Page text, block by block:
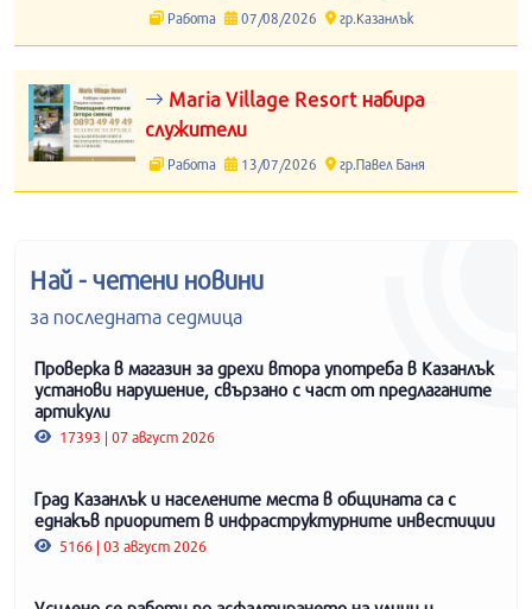
Работа 07/08/2026 гр.Казанлък
Maria Village Resort набира
служители
Работа 13/07/2026 гр.Павел Баня
Най - четени новини
за последната седмица
Проверка в магазин за дрехи втора употреба в Казанлък
установи нарушение, свързано с част от предлаганите
артикули
17393 | 07 август 2026
Град Казанлък и населените места в общината са с
еднакъв приоритет в инфраструктурните инвестиции
5166 | 03 август 2026